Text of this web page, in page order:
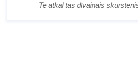
Te atkal tas dīvainais